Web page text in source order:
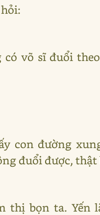
võ sĩ đuổi
con đường
đuổi được, thật
thị bọn ta. Yến